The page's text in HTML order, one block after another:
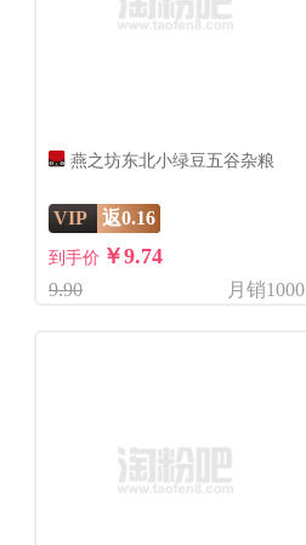
燕之坊东北小绿豆五谷杂粮
VIP 返0.16
到手价 ￥9.74
9.90 月销1000